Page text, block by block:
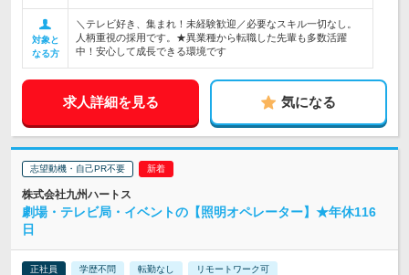
対象と
なる方
＼テレビ好き、集まれ！未経験歓迎／必要なスキル一切なし。
人柄重視の採用です。★異業種から転職した先輩も多数活躍
中！安心して成長できる環境です
求人詳細を見る 気になる
志望動機・自己PR不要
株式会社九州ハートス
劇場・テレビ局・イベントの【照明オペレーター】★年休116
日
正社員 学歴不問 転勤なし リモートワーク可